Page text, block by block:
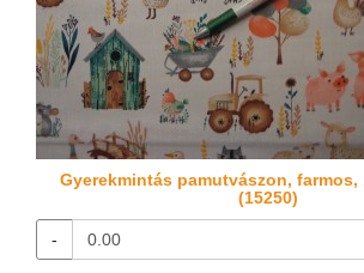
Gyerekmintás pamutvászon, farmos,
(15250)
-